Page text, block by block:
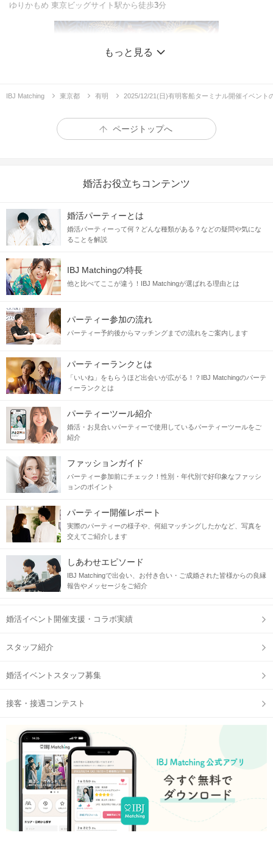
ゆりかもめ 東京ビッグサイト駅から徒歩3分
1 2 3 4 5 6
＼140名突破／シンデレラ・ナイトクルーズ！出会いは
Xmasの魔法とともに♡
クルーズ 人気スポット
＼最大200名／
年に一度の特別企画
恋するXmasクルーズ
東京湾最大級のチャータークルーズで特別な一日を！
＼おすすめPOINT／
3階建ての大型船を貸切！
レインボーブリッジや 青海コンテナ埠頭
360°広がるきらめく夜景はまるで映画のワンシーン
軽食＆アルコール飲み放題
船内で、立食スタイルの自由トーク♪
開放的なデッキで、気になる方と距離がぐっと縮る♪
最大200名で出会える
グループチェンジやゲームなど交流の機会が沢山！
当日の流れ
イベントの流れ
STEP1 16:30集合（15分前～受付開始）
《集合場所》
有明客船ターミナル
・ゆりかもめ 東京ビッグサイト駅 徒歩3分
もっと見る
IBJ Matching 東京都 有明 2025/12/21(日)有明客船ターミナル開催イベント
ページトップへ
婚活お役立ちコンテンツ
婚活パーティーとは
婚活パーティーって何？どんな種類がある？などの疑問や気にな
ることを解説
IBJ Matchingの特長
他と比べてここが違う！IBJ Matchingが選ばれる理由とは
パーティー参加の流れ
パーティー予約後からマッチングまでの流れをご案内します
パーティーランクとは
「いいね」をもらうほど出会いが広がる！？IBJ Matchingのパーテ
ィーランクとは
パーティーツール紹介
婚活・お見合いパーティーで使用しているパーティーツールをご
紹介
ファッションガイド
パーティー参加前にチェック！性別・年代別で好印象なファッシ
ョンのポイント
パーティー開催レポート
実際のパーティーの様子や、何組マッチングしたかなど、写真を
交えてご紹介します
しあわせエピソード
IBJ Matchingで出会い、お付き合い・ご成婚された皆様からの良縁
報告やメッセージをご紹介
婚活イベント開催支援・コラボ実績
スタッフ紹介
婚活イベントスタッフ募集
接客・接遇コンテスト